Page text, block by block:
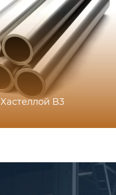
Хастеллой B3